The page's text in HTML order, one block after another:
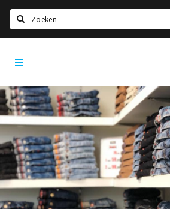
Home
Agenda
Deals
Party pics
Nieuws, interviews & blogs
Eten
Drinken
App